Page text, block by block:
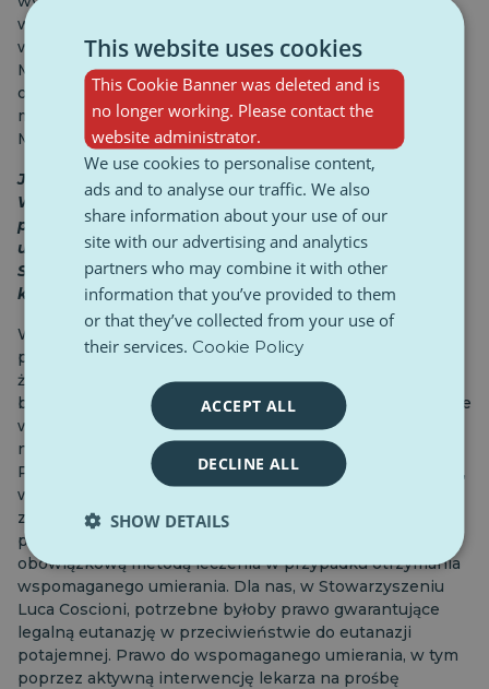
wystarczy. Rozwiązanie konfliktu nie może opierać się
wyłącznie na zwiększeniu potencjału militarnego.
Musimy równolegle budować trwały pokój, również w
oparciu o promocję demokracji i prawa
międzynarodowego, wspierając działalność
Międzynarodowego Trybunału Karnego.
Jeśli chodzi o kwestie związane z końcem życia we
Włoszech, centroprawicowa partia pod
przewodnictwem Braci Włoskich otworzyła drogę do
uchwalenia ustawy krajowej, przedstawiając wczoraj
Senatowi pierwszy projekt. Co o tym sądzisz? Czy to
krok naprzód?
Ważne jest rozpoczęcie dyskusji na temat krajowych
przepisów dotyczących opieki nad osobami u schyłku
życia, ale obecne propozycje są niestety restrykcyjne,
biorąc pod uwagę obecną sytuację, zważywszy na fakt, że
wspomagane umieranie zostało już zalegalizowane, w
niektórych przypadkach, przez Trybunał Konstytucyjny.
Propozycja wybrana jako tekst bazowy jest restrykcyjna,
wprowadzając kryterium cierpienia, które musi być
zarówno fizyczne, jak i psychiczne, wbrew
postanowieniom Trybunału, i czyniąc opiekę paliatywną
obowiązkową metodą leczenia w przypadku otrzymania
wspomaganego umierania. Dla nas, w Stowarzyszeniu
Luca Coscioni, potrzebne byłoby prawo gwarantujące
legalną eutanazję w przeciwieństwie do eutanazji
potajemnej. Prawo do wspomaganego umierania, w tym
poprzez aktywną interwencję lekarza na prośbę
This website uses cookies
This Cookie Banner was deleted and is
no longer working. Please contact the
website administrator.
We use cookies to personalise content,
ads and to analyse our traffic. We also
share information about your use of our
site with our advertising and analytics
partners who may combine it with other
information that you’ve provided to them
or that they’ve collected from your use of
their services. Cookie Policy
ACCEPT ALL
DECLINE ALL
SHOW DETAILS